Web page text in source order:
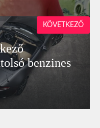
benzines
KÖVETKEZŐ